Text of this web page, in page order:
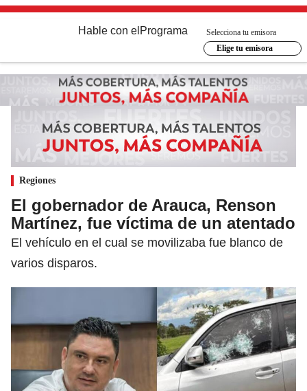
Hable con el Programa
Selecciona tu emisora
Elige tu emisora
Regiones
El gobernador de Arauca, Renson
Martínez, fue víctima de un atentado
El vehículo en el cual se movilizaba fue blanco de
varios disparos.